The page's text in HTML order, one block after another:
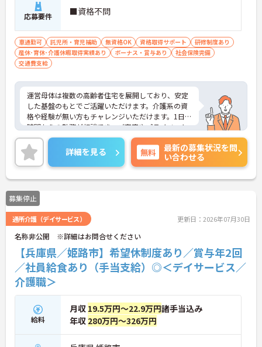
応募要件 ■資格不問
車通勤可 託児所・育児補助 無資格OK 資格取得サポート
研修制度あり
産休･育休･介護休暇取得実績あり
ボーナス・賞与あり
社会保険完備
交通費支給
運営母体は複数の高齢者住宅を展開しており、安定
した基盤のもとでご活躍いただけます。介護系の資
格や経験が無い方もチャレンジいただけます。1日4
時間からの勤務が相談でき、ご家庭やプライベート
との両立もしやすい環境です。賞与（年2回、諸条件
あり）や昇給の実績もあり、あなたの頑張りがしっ
かりと評価されます。無料の社員給食（1日1食）
や、育休からの復職をサポートする育児給付金+
（プラス）制度（最大10万円）、資格取得支援制度
（最大10万円補助）など、福利厚生も充実していま
す。社内研修やキャリアパス制度も整っており、ス
キルアップを目指したい方にも最適です。ご興味の
ある方には、面接対策ポイントなど、さらに詳細を
お話ししますのでお気軽にご相談ください！
詳細を見る 無料
最新の募集状況を問
い合わせる
募集停止
通所介護（デイサービス） 更新日：2026年07月30日
名称非公開 ※詳細はお問合せください
【兵庫県／姫路市】希望休制度あり／賞与年2回
／社員給食あり（手当支給）◎＜デイサービス／
介護職＞
給料
月収 19.5万円～22.9万円諸手当込み
年収 280万円～326万円